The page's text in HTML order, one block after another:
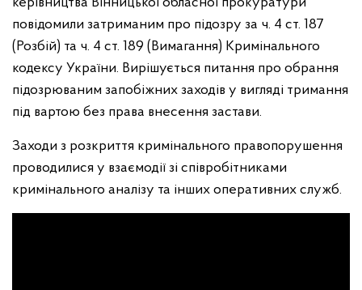
повідомили затриманим про підозру за ч. 4 ст. 187
(Розбій) та ч. 4 ст. 189 (Вимагання) Кримінального
кодексу України. Вирішується питання про обрання
підозрюваним запобіжних заходів у вигляді тримання
під вартою без права внесення застави.
Заходи з розкриття кримінального правопорушення
проводилися у взаємодії зі співробітниками
кримінального аналізу та інших оперативних служб.